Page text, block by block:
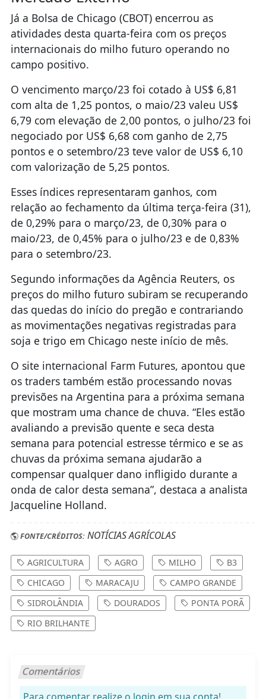
Já a Bolsa de Chicago (CBOT) encerrou as
atividades desta quarta-feira com os preços
internacionais do milho futuro operando no
campo positivo.
O vencimento março/23 foi cotado à US$ 6,81
com alta de 1,25 pontos, o maio/23 valeu US$
6,79 com elevação de 2,00 pontos, o julho/23 foi
negociado por US$ 6,68 com ganho de 2,75
pontos e o setembro/23 teve valor de US$ 6,10
com valorização de 5,25 pontos.
Esses índices representaram ganhos, com
relação ao fechamento da última terça-feira (31),
de 0,29% para o março/23, de 0,30% para o
maio/23, de 0,45% para o julho/23 e de 0,83%
para o setembro/23.
Segundo informações da Agência Reuters, os
preços do milho futuro subiram se recuperando
das quedas do início do pregão e contrariando
as movimentações negativas registradas para
soja e trigo em Chicago neste início de mês.
O site internacional Farm Futures, apontou que
os traders também estão processando novas
previsões na Argentina para a próxima semana
que mostram uma chance de chuva. “Eles estão
avaliando a previsão quente e seca desta
semana para potencial estresse térmico e se as
chuvas da próxima semana ajudarão a
compensar qualquer dano infligido durante a
onda de calor desta semana”, destaca a analista
Jacqueline Holland.
FONTE/CRÉDITOS: NOTÍCIAS AGRÍCOLAS
AGRICULTURA AGRO MILHO
B3
CHICAGO
MARACAJU
CAMPO GRANDE
SIDROLÂNDIA
DOURADOS
PONTA PORÃ
RIO BRILHANTE
Comentários
Para comentar realize o login em sua conta!